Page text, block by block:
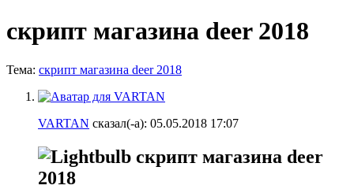
скрипт магазина deer 2018
Тема: скрипт магазина deer 2018
VARTAN сказал(-а): 05.05.2018 17:07
скрипт магазина deer
2018